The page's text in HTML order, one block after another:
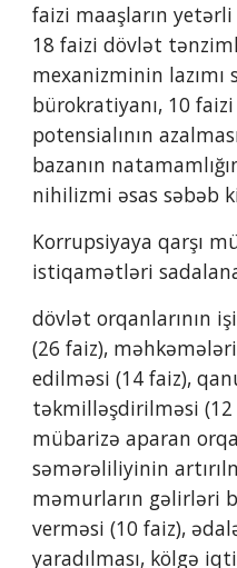
faizi maaşların yetərli
18 faizi dövlət
mexanizminin lazımı
bürokratiyanı, 10
potensialının
bazanın
nihilizmi əsas səbəb
Korrupsiyaya qarşı
istiqamətləri
dövlət orqanlarının
(26 faiz),
edilməsi (14 faiz),
təkmilləşdirilməsi (12
mübarizə aparan
səmərəliliyinin
məmurların gəlirləri
verməsi (10 faiz),
yaradılması, kölgə